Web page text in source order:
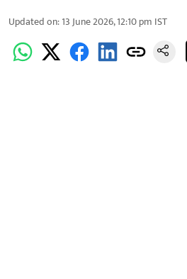
Updated on:13 June 2026, 12:10 pm IST